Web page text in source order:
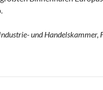
und Handelskammer,